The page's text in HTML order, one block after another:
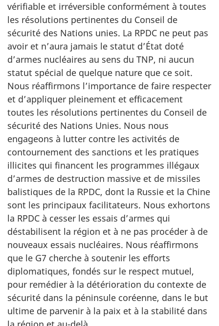
vérifiable et irréversible conformément à toutes
les résolutions pertinentes du Conseil de
sécurité des Nations unies. La RPDC ne peut pas
avoir et n’aura jamais le statut d’État doté
d’armes nucléaires au sens du TNP, ni aucun
statut spécial de quelque nature que ce soit.
Nous réaffirmons l’importance de faire respecter
et d’appliquer pleinement et efficacement
toutes les résolutions pertinentes du Conseil de
sécurité des Nations Unies. Nous nous
engageons à lutter contre les activités de
contournement des sanctions et les pratiques
illicites qui financent les programmes illégaux
d’armes de destruction massive et de missiles
balistiques de la RPDC, dont la Russie et la Chine
sont les principaux facilitateurs. Nous exhortons
la RPDC à cesser les essais d’armes qui
déstabilisent la région et à ne pas procéder à de
nouveaux essais nucléaires. Nous réaffirmons
que le G7 cherche à soutenir les efforts
diplomatiques, fondés sur le respect mutuel,
pour remédier à la détérioration du contexte de
sécurité dans la péninsule coréenne, dans le but
ultime de parvenir à la paix et à la stabilité dans